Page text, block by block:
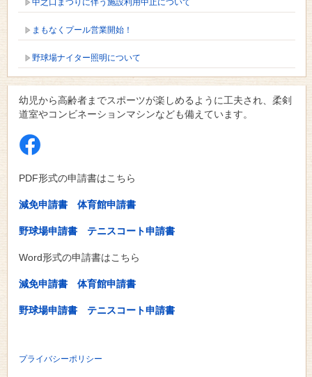
中之口まつりに伴う施設利用中止について
まもなくプール営業開始！
野球場ナイター照明について
幼児から高齢者までスポーツが楽しめるように工夫され、柔剣
道室やコンビネーションマシンなども備えています。
PDF形式の申請書はこちら
減免申請書 体育館申請書
野球場申請書 テニスコート申請書
Word形式の申請書はこちら
減免申請書 体育館申請書
野球場申請書 テニスコート申請書
プライバシーポリシー